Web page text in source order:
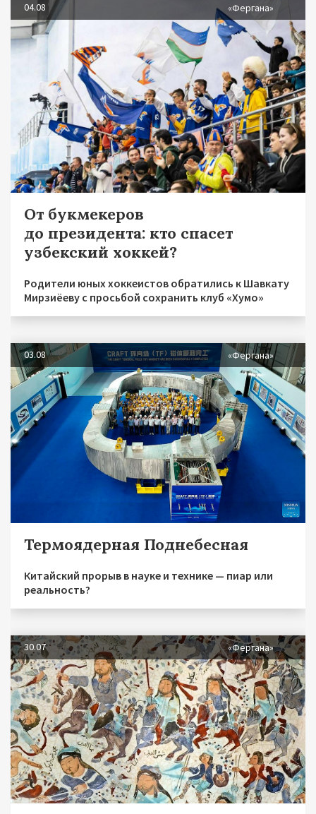
04.08 «Фергана»
От букмекеров
до президента: кто спасет
узбекский хоккей?
Родители юных хоккеистов обратились к Шавкату
Мирзиёеву с просьбой сохранить клуб «Хумо»
03.08 «Фергана»
Термоядерная Поднебесная
Китайский прорыв в науке и технике — пиар или
реальность?
30.07 «Фергана»